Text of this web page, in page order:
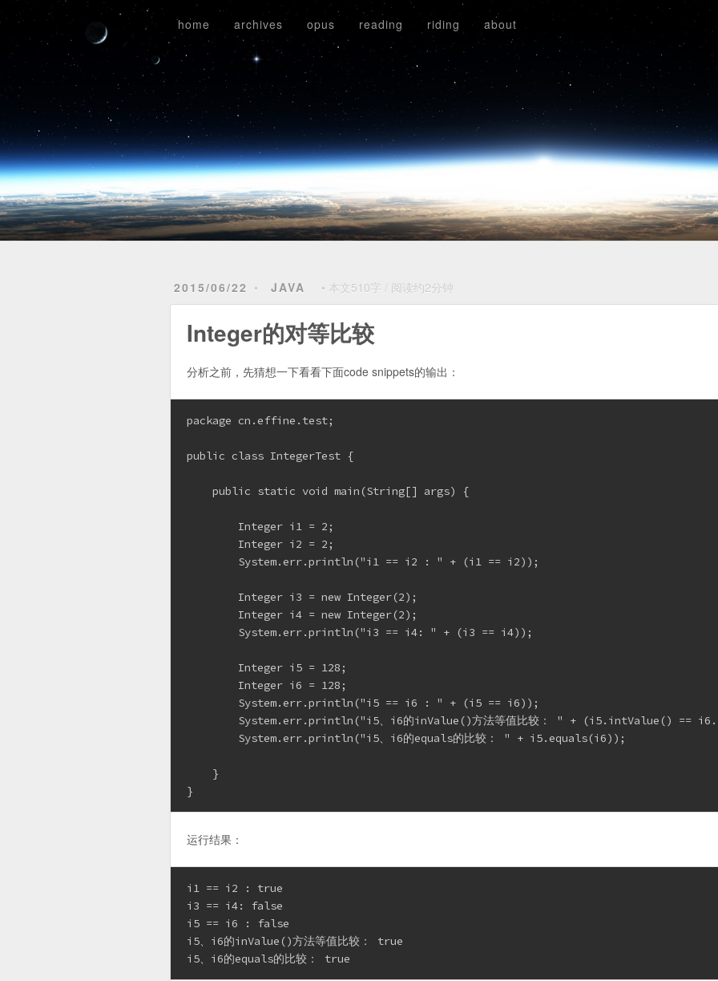
home archives opus reading riding about
2015/06/22 JAVA 本文510字 / 阅读约2分钟
Integer的对等比较
分析之前，先猜想一下看看下面code snippets的输出：
package cn.effine.test;
public class IntegerTest {
    public static void main(String[] args) {
        Integer i1 = 2;
        Integer i2 = 2;
        System.err.println("i1 == i2 : " + (i1 == i2));
        Integer i3 = new Integer(2);
        Integer i4 = new Integer(2);
        System.err.println("i3 == i4: " + (i3 == i4));
        Integer i5 = 128;
        Integer i6 = 128;
        System.err.println("i5 == i6 : " + (i5 == i6));
System.err.println("i5、i6的inValue()方法等值比较： " + (i5.intValue() ==
        System.err.println("i5、i6的equals的比较： " + i5.equals(i6));
    }
运行结果：
i1 == i2 : true
i3 == i4: false
i5 == i6 : false
i5、i6的inValue()方法等值比较： true
archives opus reading riding about